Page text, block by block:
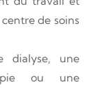
de soins
dialyse, une
ou une